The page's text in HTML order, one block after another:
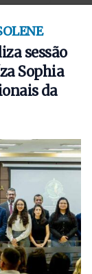
sessão
Sophia
da